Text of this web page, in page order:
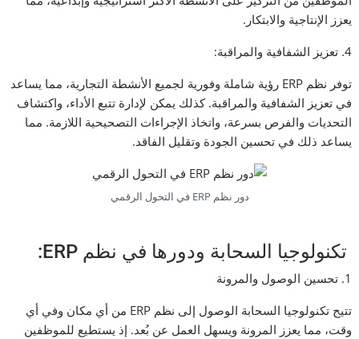
يعزز الإنتاجية والابتكار.
4. تعزيز الشفافية والمراقبة:
توفر نظم ERP رؤية شاملة وفورية لجميع الأنشطة التجارية، مما يساعد
في تعزيز الشفافية والمراقبة. كذلك يمكن لإدارة تتبع الأداء، واكتشاف
التحديات والفرص بسرعة، واتخاذ الإجراءات التصحيحية اللازمة. مما
يساعد ذلك في تحسين الجودة وتقليل الفاقد.
دور نظم ERP في التحول الرقمي
تكنولوجيا السحابة ودورها في نظم ERP:
1. تحسين الوصول والمرونة
تتيح تكنولوجيا السحابة الوصول إلى نظم ERP من أي مكان وفي أي
وقت، مما يعزز المرونة ويسهل العمل عن بُعد. إذ يستطيع للموظفين